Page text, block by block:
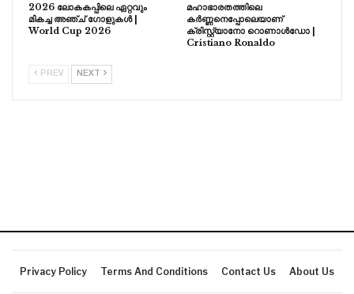
2026 ലോകകപ്പിലെ ഏറ്റവും
മികച്ച അഞ്ച് ഗോളുകൾ |
World Cup 2026
മഹാഭാരതത്തിലെ
കർണ്ണനെപ്പോലെയാണ്
ക്രിസ്റ്റ്യാനോ റൊണാൾഡോ |
Cristiano Ronaldo
PREV NEXT
Privacy Policy Terms And Conditions Contact Us About Us